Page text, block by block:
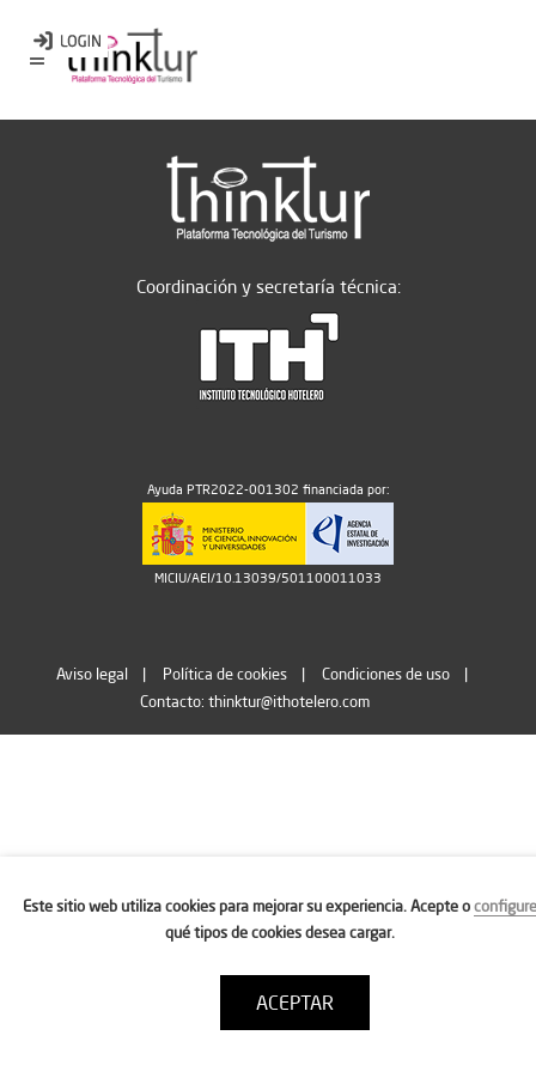
Coordinación y secretaría técnica:
Ayuda PTR2022-001302 financiada por:
MICIU/AEI/10.13039/501100011033
Aviso legal Política de cookies
Condiciones de uso
Contacto: thinktur@ithotelero.com
Este sitio web utiliza cookies para mejorar su experiencia. Acepte oconfigure
qué tipos de cookies desea cargar.
ACEPTAR